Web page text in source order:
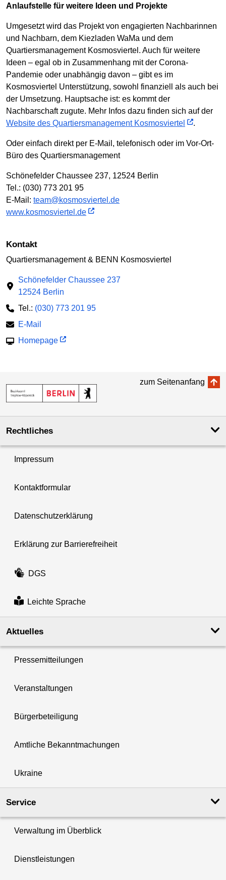
Anlaufstelle für weitere Ideen und Projekte
Umgesetzt wird das Projekt von engagierten Nachbarinnen
und Nachbarn, dem Kiezladen WaMa und dem
Quartiersmanagement Kosmosviertel. Auch für weitere
Ideen – egal ob in Zusammenhang mit der Corona-
Pandemie oder unabhängig davon – gibt es im
Kosmosviertel Unterstützung, sowohl finanziell als auch bei
der Umsetzung. Hauptsache ist: es kommt der
Nachbarschaft zugute. Mehr Infos dazu finden sich auf der
Website des Quartiersmanagement Kosmosviertel
.
Oder einfach direkt per E-Mail, telefonisch oder im Vor-Ort-
Büro des Quartiersmanagement
Schönefelder Chaussee 237, 12524 Berlin
Tel.: (030) 773 201 95
E-Mail: team@kosmosviertel.de
www.kosmosviertel.de
Kontakt
Quartiersmanagement & BENN Kosmosviertel
Schönefelder Chaussee 237
12524 Berlin
Tel.: (030) 773 201 95
E-Mail
Homepage
zum Seitenanfang
Rechtliches
Impressum
Kontaktformular
Datenschutzerklärung
Erklärung zur Barrierefreiheit
DGS
Leichte Sprache
Aktuelles
Pressemitteilungen
Veranstaltungen
Bürgerbeteiligung
Amtliche Bekanntmachungen
Ukraine
Service
Verwaltung im Überblick
Dienstleistungen